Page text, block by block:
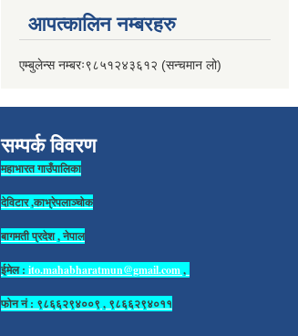
आपत्कालिन नम्बरहरु
एम्बुलेन्स नम्बरः९८५१२४३६१२ (सन्चमान लो)
सम्पर्क विवरण
महाभारत गाउँपालिका
देविटार ,काभ्रेपलाञ्चोक
बागमती प्रदेश , नेपाल
ईमेल : ito.mahabharatmun@gmail.com,
फोन नं : ९८६६२९४००९ , ९८६६२९४०११